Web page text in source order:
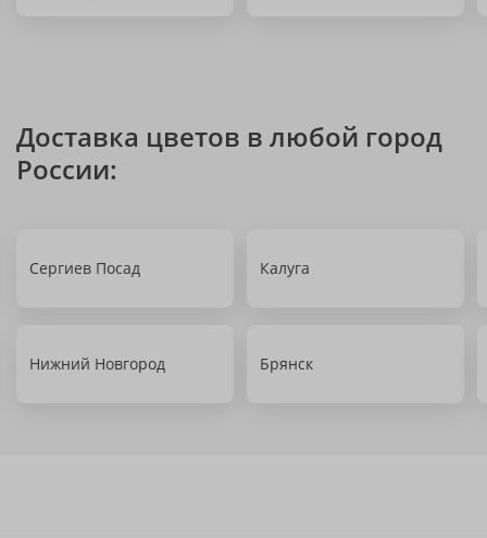
Доставка цветов в любой город
России:
Сергиев Посад Калуга
Нижний Новгород Брянск